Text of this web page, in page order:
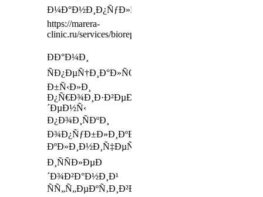
Ð¼Ð°Ð½Ð¸Ð¿ÑƒÐ»ÑÑ†Ð¸Ð¸
https://marera-
clinic.ru/services/bioreparation
ÐÐ°Ð¼Ð¸
ÑÐ¿ÐµÑ†Ð¸Ð°Ð»ÑŒÐ½Ð¾
Ð±Ñ‹Ð»Ð¸
Ð¿Ñ€Ð¾Ð¸Ð·Ð²ÐµÐ
´ÐµÐ½Ñ‹
Ð¿Ð¾Ð¸ÑÐºÐ¸
Ð¾Ð¿ÑƒÐ±Ð»Ð¸ÐºÐ¾Ð²Ð°Ð½Ð½Ñ‹Ñ…
ÐºÐ»Ð¸Ð½Ð¸Ñ‡ÐµÑÐºÐ¸Ñ…
Ð¸ÑÑÐ»ÐµÐ
´Ð¾Ð²Ð°Ð½Ð¸Ð¹
ÑÑ„Ñ„ÐµÐºÑ‚Ð¸Ð²Ð½Ð¾ÑÑ‚Ð¸